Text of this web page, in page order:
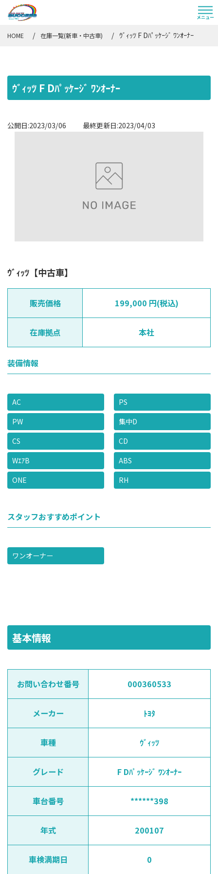
HOME 在庫一覧(新車・中古車) ｳﾞｨｯﾂ F Dﾊﾟｯｹｰｼﾞ ﾜﾝｵｰﾅｰ
ｳﾞｨｯﾂ F Dﾊﾟｯｹｰｼﾞ ﾜﾝｵｰﾅｰ
公開日:2023/03/06 最終更新日:2023/04/03
ｳﾞｨｯﾂ【中古車】
販売価格 199,000 円(税込)
在庫拠点 本社
装備情報
AC
PS
PW
集中D
CS
CD
WｴｱB
ABS
ONE
RH
スタッフおすすめポイント
ワンオーナー
基本情報
お問い合わせ番号 000360533
メーカー ﾄﾖﾀ
車種 ｳﾞｨｯﾂ
グレード F Dﾊﾟｯｹｰｼﾞ ﾜﾝｵｰﾅｰ
車台番号 ******398
年式 200107
車検満期日 0